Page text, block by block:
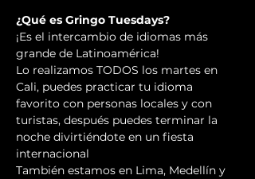
¿Qué es Gringo Tuesdays?
¡Es el intercambio de idiomas más
grande de Latinoamérica!
Lo realizamos TODOS los martes en
Cali, puedes practicar tu idioma
favorito con personas locales y con
turistas, después puedes terminar la
noche divirtiéndote en un fiesta
internacional
También estamos en Lima, Medellín y